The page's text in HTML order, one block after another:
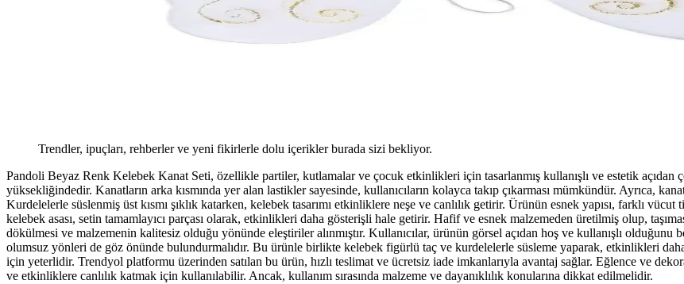
Trendler, ipuçları, rehberler ve yeni fikirlerle dolu içerikler burada sizi bekliyor.
Pandoli Beyaz Renk Kelebek Kanat Seti, özellikle partiler, kutlamalar ve çocuk etkinlikleri için tasarlanmış kullanışlı ve estetik
yüksekliğindedir. Kanatların arka kısmında yer alan lastikler sayesinde, kullanıcıların kolayca takıp çıkarması mümkündür. Ayrıca,
Kurdelelerle süslenmiş üst kısmı şıklık katarken, kelebek tasarımı etkinliklere neşe ve canlılık getirir. Ürünün esnek yapısı, farklı
kelebek asası, setin tamamlayıcı parçası olarak, etkinlikleri daha gösterişli hale getirir. Hafif ve esnek malzemeden üretilmiş olup,
dökülmesi ve malzemenin kalitesiz olduğu yönünde eleştiriler alınmıştır. Kullanıcılar, ürünün görsel açıdan hoş ve kullanışlı
olumsuz yönleri de göz önünde bulundurmalıdır. Bu ürünle birlikte kelebek figürlü taç ve kurdelelerle süsleme yaparak, etkinlikleri
için yeterlidir. Trendyol platformu üzerinden satılan bu ürün, hızlı teslimat ve ücretsiz iade imkanlarıyla avantaj sağlar. Eğlence ve
ve etkinliklere canlılık katmak için kullanılabilir. Ancak, kullanım sırasında malzeme ve dayanıklılık konularına dikkat edilmelidir.